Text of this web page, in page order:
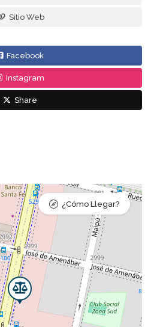
Sitio Web
Facebook
Instagram
Share
¿Cómo Llegar?